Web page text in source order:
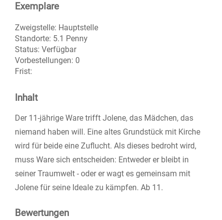
Exemplare
Zweigstelle: Hauptstelle
Standorte: 5.1 Penny
Status: Verfügbar
Vorbestellungen: 0
Frist:
Inhalt
Der 11-jährige Ware trifft Jolene, das Mädchen, das
niemand haben will. Eine altes Grundstück mit Kirche
wird für beide eine Zuflucht. Als dieses bedroht wird,
muss Ware sich entscheiden: Entweder er bleibt in
seiner Traumwelt - oder er wagt es gemeinsam mit
Jolene für seine Ideale zu kämpfen. Ab 11.
Bewertungen